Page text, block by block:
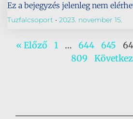
Ez a bejegyzés jelenleg nem
Tuzfalcsoport 2023. november 15.
« Előző 1 … 644 645
809